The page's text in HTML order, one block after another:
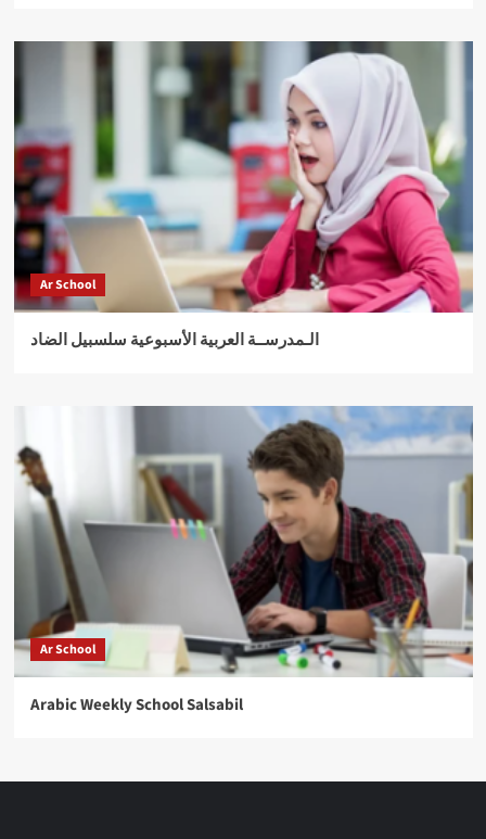
Ar School
الـمدرســة العربية الأسبوعية سلسبيل الضاد
Ar School
Arabic Weekly School Salsabil